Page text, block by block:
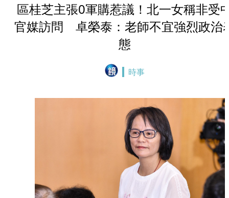
區桂芝主張0軍購惹議！北一女稱非受
官媒訪問 卓榮泰：老師不宜強烈政治
態
時事